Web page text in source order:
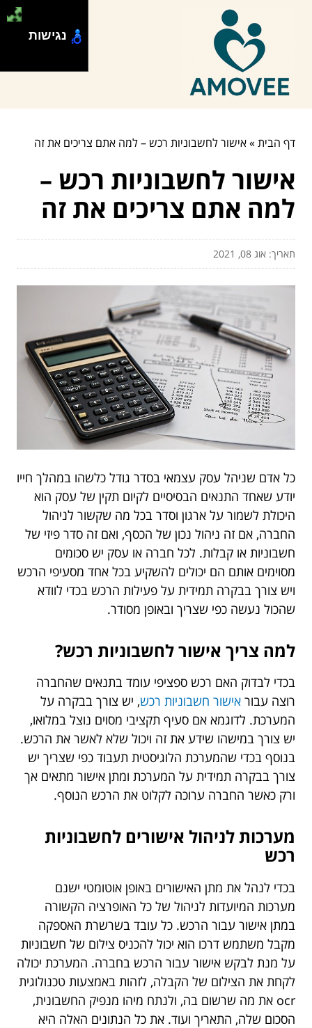
דף הבית»אישור לחשבוניות רכש – למה אתם צריכים את זה
אישור לחשבוניות רכש –
למה אתם צריכים את זה
תאריך: אוג 08, 2021
כל אדם שניהל עסק עצמאי בסדר גודל כלשהו במהלך חייו
יודע שאחד התנאים הבסיסיים לקיום תקין של עסק הוא
היכולת לשמור על ארגון וסדר בכל מה שקשור לניהול
החברה, אם זה ניהול נכון של הכסף, ואם זה סדר פיזי של
חשבוניות או קבלות. לכל חברה או עסק יש סכומים
מסוימים אותם הם יכולים להשקיע בכל אחד מסעיפי הרכש
ויש צורך בבקרה תמידית על פעילות הרכש בכדי לוודא
שהכול נעשה כפי שצריך ובאופן מסודר.
למה צריך אישור לחשבוניות רכש?
בכדי לבדוק האם רכש ספציפי עומד בתנאים שהחברה
רוצה עבור אישור חשבוניות רכש, יש צורך בבקרה על
המערכת. לדוגמא אם סעיף תקציבי מסוים נוצל במלואו,
יש צורך במישהו שידע את זה ויכול שלא לאשר את הרכש.
בנוסף בכדי שהמערכת הלוגיסטית תעבוד כפי שצריך יש
צורך בבקרה תמידית על המערכת ומתן אישור מתאים אך
ורק כאשר החברה ערוכה לקלוט את הרכש הנוסף.
מערכות לניהול אישורים לחשבוניות
רכש
בכדי לנהל את מתן האישורים באופן אוטומטי ישנם
מערכות המיועדות לניהול של כל האופרציה הקשורה
במתן אישור עבור הרכש. כל עובד בשרשרת האספקה
מקבל משתמש דרכו הוא יכול להכניס צילום של חשבוניות
על מנת לבקש אישור עבור הרכש בחברה. המערכת יכולה
לקחת את הצילום של הקבלה, לזהות באמצעות טכנולוגית
ocr את מה שרשום בה, ולנתח מיהו מנפיק החשבונית,
הסכום שלה, התאריך ועוד. את כל הנתונים האלה היא
נגישות